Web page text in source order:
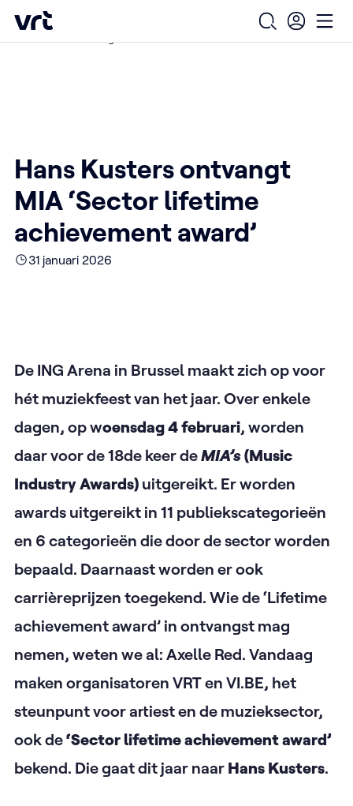
Ga naar de hoofdinhoud
VRT (home)
Open
Home /
Hans Kusters ontvangt
MIA ‘Sector lifetime
achievement award’
31 januari 2026
De ING Arena in Brussel maakt zich op voor
hét muziekfeest van het jaar. Over enkele
dagen, op woensdag 4 februari, worden
daar voor de 18de keer deMIA’s(Music
Industry Awards) uitgereikt. Er worden
awards uitgereikt in 11 publiekscategorieën
en 6 categorieën die door de sector worden
bepaald. Daarnaast worden er ook
carrièreprijzen toegekend. Wie de ‘Lifetime
achievement award’ in ontvangst mag
nemen, weten we al: Axelle Red. Vandaag
maken organisatoren VRT en VI.BE, het
steunpunt voor artiest en de muzieksector,
ook de‘Sector lifetime achievement award’
bekend. Die gaat dit jaar naar Hans Kusters.